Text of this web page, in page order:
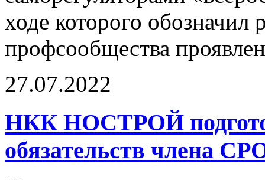
ходе которого
профсообщества
27.07.2022
НКК НОСТРОЙ
обязательств члена